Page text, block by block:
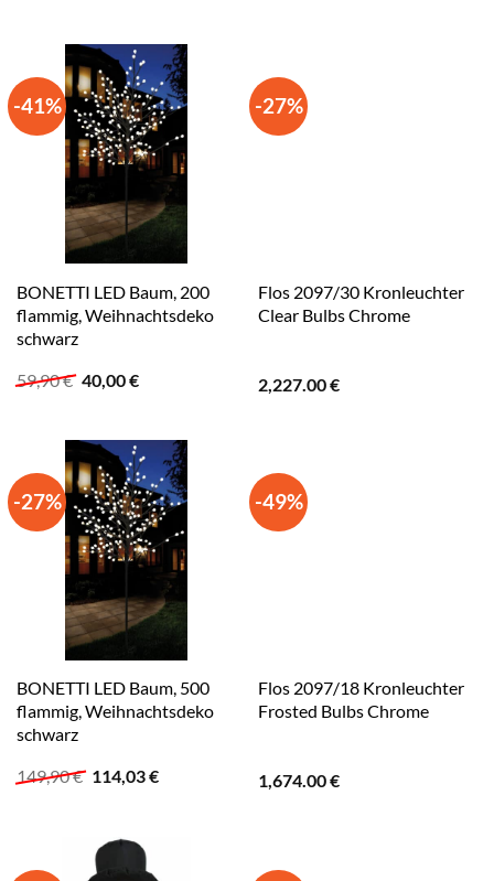
-41%
BONETTI LED Baum, 200
flammig, Weihnachtsdeko
schwarz
59,90€ Ursprünglicher
Preis
40,00€Aktueller
-27%
Flos 2097/30 Kronleuchter
Clear Bulbs Chrome
2,227.00€
-27%
BONETTI LED Baum, 500
flammig, Weihnachtsdeko
schwarz
149,90€ Ursprünglicher
Preis
114,03€Aktueller
-49%
Flos 2097/18 Kronleuchter
Frosted Bulbs Chrome
1,674.00€